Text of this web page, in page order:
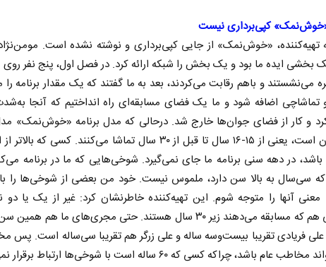
کپی‌برداری نیست
تهیه‌کننده، «خوش‌نمک» از جایی کپی‌برداری و نوشته نشده است.
بخشی ایده ما بود و یک بخش را شبکه ارائه کرد. در فصل اول، پنج نفر
می‌نشستند و با‌هم رقابت می‌کردند، بعد به ما گفتند که یک مقدار برنامه را
تماشاچی اضافه شود و ما یک فضای مسابقه‌ای راه انداختیم که آنجا
و کار از فضای جوان‌ها خارج شد. در‌حالی که مدل برنامه «خوش‌نمک»
نوجوان است، یعنی از ۱۵-۱۶ سال تا قبل از ۳۰ سال تماشا می‌کنند. کسی که
باشد، در دهه سنی برنامه ما جای نمی‌گیرد. شوخی‌هایی که ما در برنامه
سی‌سال به بالا سن دارد، ملموس نیست. خود من بعضی از شوخی‌ها را
معنی آنها را متوجه شوم. این تهیه‌کننده خاطرنشان کرد: غیر از یک یا دو
کسانی هم که مسابقه می‌دهند زیر ۳۰ سال هستند. حتی مجری‌های ما هم
علی فریادی تقریبا بیست‌و‌سه ساله و علی زرگر هم تقریبا سی‌ساله است. پس
عام باشد، چراکه کسی که ۶۰ ساله است با شوخی‌ها ارتباط برقرار نمی‌کند.